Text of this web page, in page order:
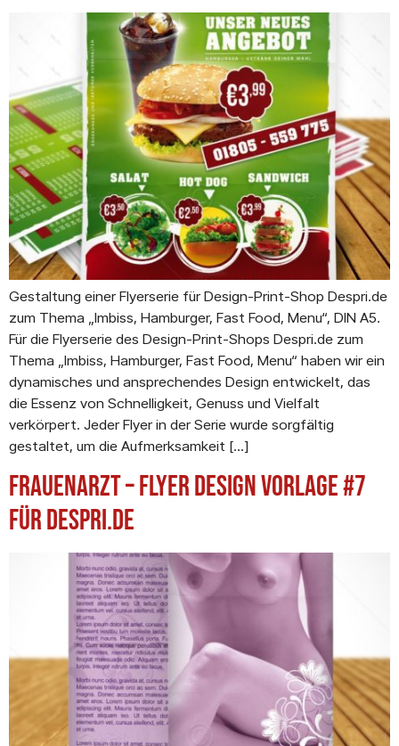
Gestaltung einer Flyerserie für Design-Print-Shop Despri.de
zum Thema „Imbiss, Hamburger, Fast Food, Menu“, DIN A5.
Für die Flyerserie des Design-Print-Shops Despri.de zum
Thema „Imbiss, Hamburger, Fast Food, Menu“ haben wir ein
dynamisches und ansprechendes Design entwickelt, das
die Essenz von Schnelligkeit, Genuss und Vielfalt
verkörpert. Jeder Flyer in der Serie wurde sorgfältig
gestaltet, um die Aufmerksamkeit […]
Frauenarzt – Flyer Design Vorlage #7
für Despri.de